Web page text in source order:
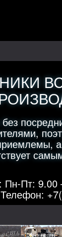
Пн-Пт: